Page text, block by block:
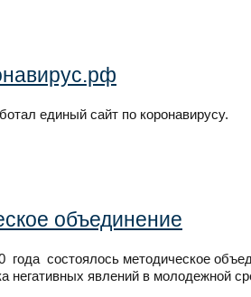
единый сайт по коронавирусу.
объединение
состоялось методическое
негативных явлений в молодежной